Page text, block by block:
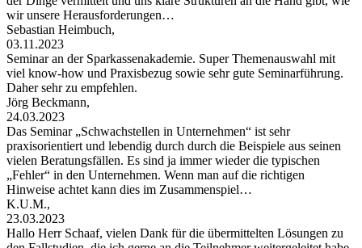
wir unsere Herausforderungen…
Sebastian Heimbuch,
03.11.2023
Seminar an der Sparkassenakademie. Super Themenauswahl mit
viel know-how und Praxisbezug sowie sehr gute Seminarführung.
Daher sehr zu empfehlen.
Jörg Beckmann,
24.03.2023
Das Seminar „Schwachstellen in Unternehmen“ ist sehr
praxisorientiert und lebendig durch durch die Beispiele aus seinen
vielen Beratungsfällen. Es sind ja immer wieder die typischen
„Fehler“ in den Unternehmen. Wenn man auf die richtigen
Hinweise achtet kann dies im Zusammenspiel…
K.U.M.,
23.03.2023
Hallo Herr Schaaf, vielen Dank für die übermittelten Lösungen zu